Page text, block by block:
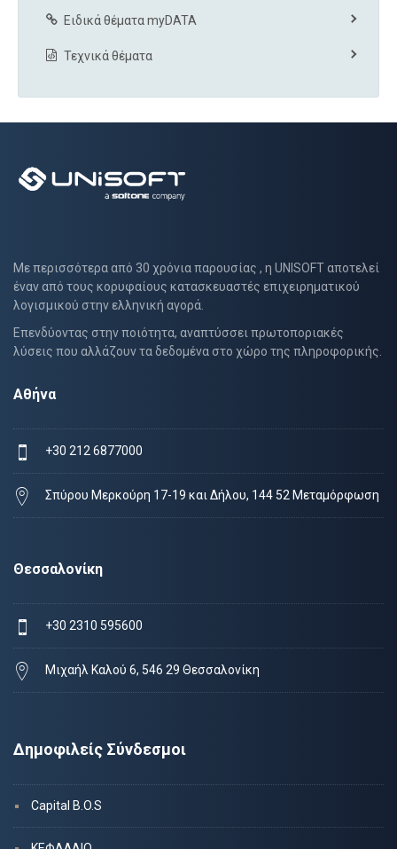
Ειδικά θέματα myDATA
Τεχνικά θέματα
Με περισσότερα από 30 χρόνια παρουσίας , η UNISOFT αποτελεί
έναν από τους κορυφαίους κατασκευαστές επιχειρηματικού
λογισμικού στην ελληνική αγορά.
Επενδύοντας στην ποιότητα, αναπτύσσει πρωτοποριακές
λύσεις που αλλάζουν τα δεδομένα στο χώρο της πληροφορικής.
Αθήνα
+30 212 6877000
Σπύρου Μερκούρη 17-19 και Δήλου, 144 52 Μεταμόρφωση
Θεσσαλονίκη
+30 2310 595600
Μιχαήλ Καλού 6, 546 29 Θεσσαλονίκη
Δημοφιλείς Σύνδεσμοι
Capital B.O.S